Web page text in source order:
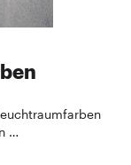
…